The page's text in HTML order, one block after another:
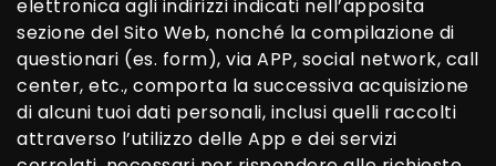
elettronica agli indirizzi indicati nell’apposita
sezione del Sito Web, nonché la compilazione di
questionari (es. form), via APP, social network, call
center, etc., comporta la successiva acquisizione
di alcuni tuoi dati personali, inclusi quelli raccolti
attraverso l’utilizzo delle App e dei servizi